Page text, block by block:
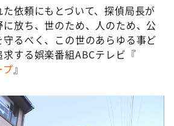
ープ
田×福井アナ「なんでやねん！？」
）
ょうの献立 何にする？～
り！シーズン２
依頼にもとづいて、探偵局長が
放ち、世のため、人のため、公
るべく、この世のあらゆる事ど
する娯楽番組ABCテレビ『
プ』